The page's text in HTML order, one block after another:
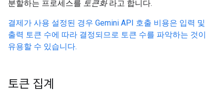
분할하는 프로세스를 토큰화라고 합니다.
결제가 사용 설정된 경우 Gemini API 호출 비용은 입력 및
출력 토큰 수에 따라 결정되므로 토큰 수를 파악하는 것이
유용할 수 있습니다.
토큰 집계